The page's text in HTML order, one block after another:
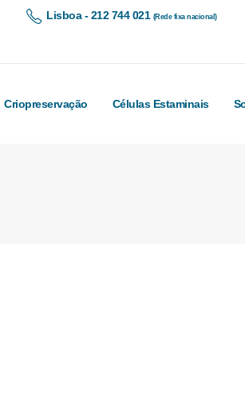
Lisboa - 212 744 021 (Rede fixa nacional)
Criopreservação Células Estaminais